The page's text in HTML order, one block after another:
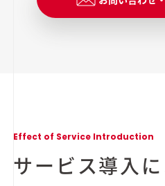
Effect of Service Introduction
サービス導入